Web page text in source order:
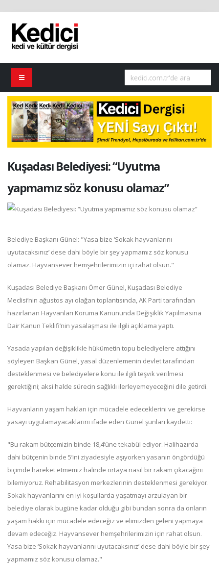
Kuşadası Belediyesi: “Uyutma
yapmamız söz konusu olamaz”
Belediye Başkanı Günel: "Yasa bize ‘Sokak hayvanlarını
uyutacaksınız’ dese dahi böyle bir şey yapmamız söz konusu
olamaz. Hayvansever hemşehrilerimizin içi rahat olsun."
Kuşadası Belediye Başkanı Ömer Günel, Kuşadası Belediye
Meclisi’nin ağustos ayı olağan toplantısında, AK Parti tarafından
hazırlanan Hayvanları Koruma Kanununda Değişiklik Yapılmasına
Dair Kanun Teklifi’nin yasalaşması ile ilgili açıklama yaptı.
Yasada yapılan değişiklikle hükümetin topu belediyelere attığını
söyleyen Başkan Günel, yasal düzenlemenin devlet tarafından
desteklenmesi ve belediyelere konu ile ilgili teşvik verilmesi
gerektiğini; aksi halde sürecin sağlıklı ilerleyemeyeceğini dile getirdi.
Hayvanların yaşam hakları için mücadele edeceklerini ve gerekirse
yasayı uygulamayacaklarını ifade eden Günel şunları kaydetti:
"Bu rakam bütçemizin binde 18,4’üne tekabül ediyor. Halihazırda
dahi bütçenin binde 5’ini ziyadesiyle aşıyorken yasanın öngördüğü
biçimde hareket etmemiz halinde ortaya nasıl bir rakam çıkacağını
bilemiyoruz. Rehabilitasyon merkezlerinin desteklenmesi gerekiyor.
Sokak hayvanlarını en iyi koşullarda yaşatmayı arzulayan bir
belediye olarak bugüne kadar olduğu gibi bundan sonra da onların
yaşam hakkı için mücadele edeceğiz ve elimizden geleni yapmaya
devam edeceğiz. Hayvansever hemşehrilerimizin için rahat olsun.
Yasa bize ‘Sokak hayvanlarını uyutacaksınız’ dese dahi böyle bir şey
yapmamız söz konusu olamaz."